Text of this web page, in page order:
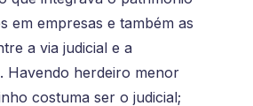
em empresas e também as
a via judicial e a
Havendo herdeiro menor
costuma ser o judicial;